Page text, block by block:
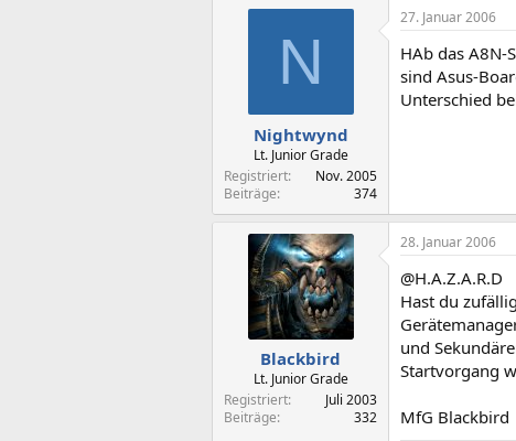
N
Nightwynd
Lt. Junior Grade
Registriert
Nov. 2005
Beiträge
374
27. Januar 2006
HAb das A8N-
sind Asus-
Unterschied
Blackbird
Lt. Junior Grade
Registriert
Juli 2003
Beiträge
332
28. Januar 2006
@H.A.Z.A.R.D
Hast du
und
Startvorgang
MfG Blackbird